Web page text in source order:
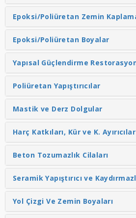
Epoksi/Poliüretan Zemin
Epoksi/Poliüretan Boyalar
Yapısal Güçlendirme
Poliüretan Yapıştırıcılar
Mastik ve Derz Dolgular
Harç Katkıları, Kür ve K. Ayırıcılar
Beton Tozumazlık Cilaları
Seramik Yapıştırıcı ve
Yol Çizgi Ve Zemin Boyaları